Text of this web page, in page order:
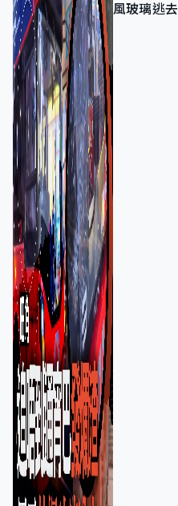
風玻璃逃去